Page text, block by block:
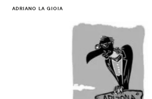
ADRIANO LA GIOIA